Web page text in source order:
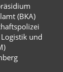
(BKA)
und